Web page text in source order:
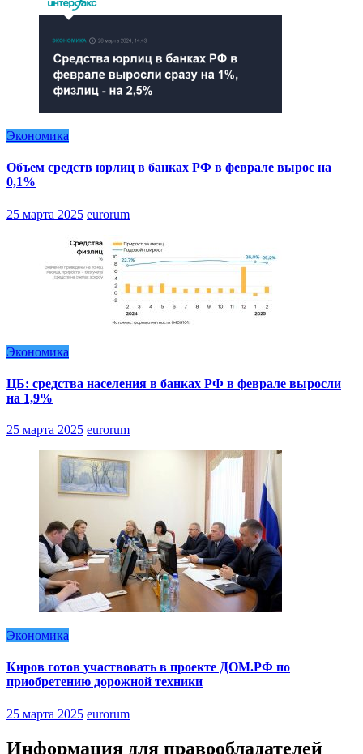
Экономика
Объем средств юрлиц в банках РФ в феврале вырос на
0,1%
25 марта 2025 eurorum
Экономика
ЦБ: средства населения в банках РФ в феврале выросли
на 1,9%
25 марта 2025 eurorum
Экономика
Киров готов участвовать в проекте ДОМ.РФ по
приобретению дорожной техники
25 марта 2025 eurorum
Информация для правообладателей